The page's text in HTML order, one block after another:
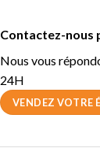
Contactez-nous
Nous vous
24H
VENDEZ VOTRE